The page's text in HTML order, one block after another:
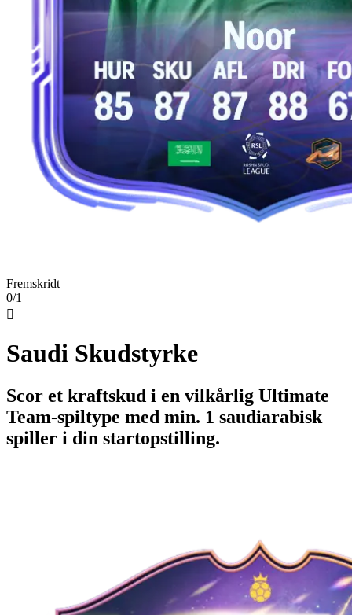
Fremskridt
0/1

Saudi Skudstyrke
Scor et kraftskud i en vilkårlig Ultimate
Team-spiltype med min. 1 saudiarabisk
spiller i din startopstilling.